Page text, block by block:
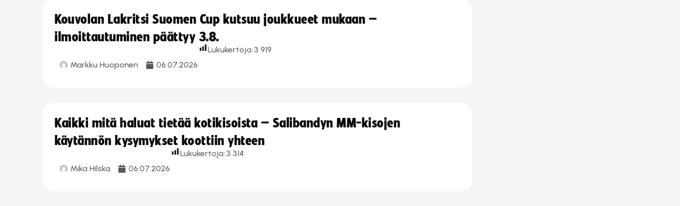
Kouvolan Lakritsi Suomen Cup kutsuu joukkueet mukaan –
ilmoittautuminen päättyy 3.8.
Markku Huoponen 06.07.2026
Lukukertoja: 3 919
Kaikki mitä haluat tietää kotikisoista – Salibandyn MM-kisojen
käytännön kysymykset koottiin yhteen
Mika Hilska 06.07.2026
Lukukertoja: 3 314